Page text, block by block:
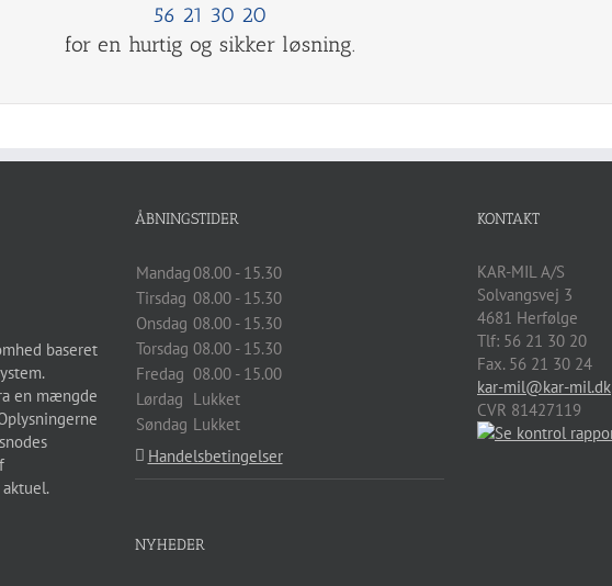
56 21 30 20
for en hurtig og sikker løsning.
ÅBNINGSTIDER
Mandag08.00 - 15.30
Tirsdag 08.00 - 15.30
Onsdag 08.00 - 15.30
Torsdag 08.00 - 15.30
Fredag 08.00 - 15.00
Lørdag Lukket
Søndag Lukket
KONTAKT
KAR-MIL A/S
Solvangsvej 3
4681 Herfølge
Tlf: 56 21 30 20
Fax. 56 21 30 24
kar-mil@kar-mil.dk
CVR 81427119
Handelsbetingelser
NYHEDER